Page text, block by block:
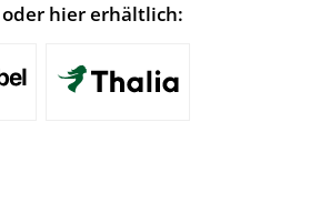
hier erhältlich: